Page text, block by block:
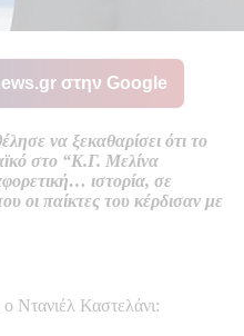
στην Google
να ξεκαθαρίσει ότι το
στο “Κ.Γ. Μελίνα
ιστορία, σε
οι παίκτες του κέρδισαν με
Ντανιέλ Καστελάνι: